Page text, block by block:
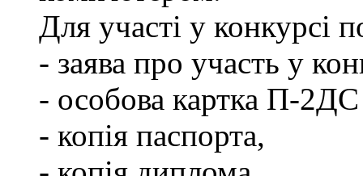
Для участі у конкурсі
- заява про участь у
- особова картка П-
- копія паспорта,